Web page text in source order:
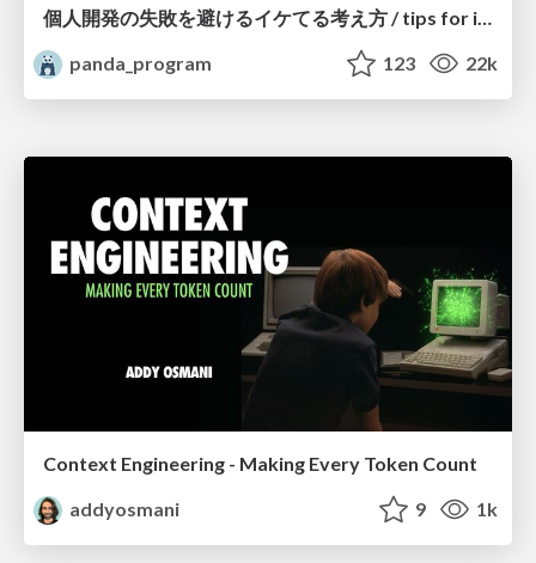
個人開発の失敗を避けるイケてる考え方 / tips for indie hackers
panda_program
123 22k
Context Engineering - Making Every Token Count
addyosmani
9 1k